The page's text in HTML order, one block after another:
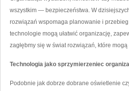
wszystkim — bezpieczeństwa. W
rozwiązań wspomaga planowanie i
technologie mogą ułatwić organizację,
zagłębmy się w świat rozwiązań, które
Technologia jako sprzymierzeniec
Podobnie jak dobrze dobrane oświetlenie